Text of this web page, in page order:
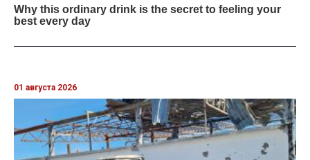
01 августа 2026